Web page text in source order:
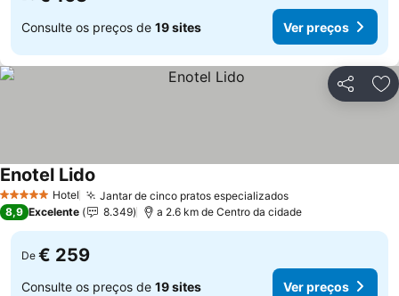
Consulte os preços de 19 sites Ver preços
Partilhar
5 Estrelas Hotel Jantar de cinco pratos especializadosVer preços
Enotel Lido
8,9 Excelente 8.349 a 2.6 km de Centro da cidade
De € 259
Consulte os preços de 19 sites Ver preços